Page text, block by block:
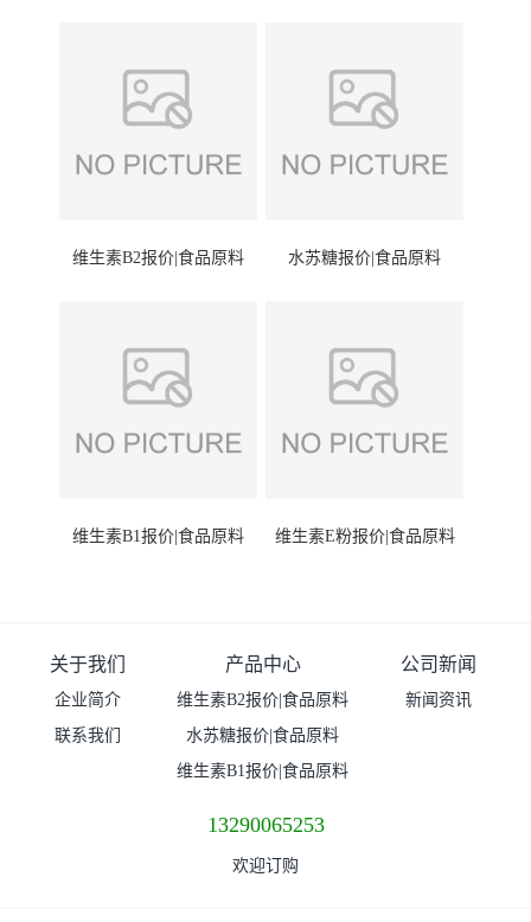
维生素B2报价|食品原料 水苏糖报价|食品原料
维生素B1报价|食品原料 维生素E粉报价|食品原料
关于我们
企业简介
联系我们
产品中心
维生素B2报价|食品原料
水苏糖报价|食品原料
维生素B1报价|食品原料
公司新闻
新闻资讯
13290065253
欢迎订购